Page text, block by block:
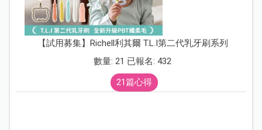
【試用募集】Richell利其爾 T.L.I第二代乳牙刷系列
數量: 21 已報名: 432
21篇心得